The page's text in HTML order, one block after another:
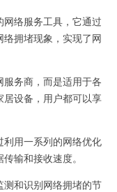
络服务工具，它通过
拥堵现象，实现了网
务商，而是适用于各
设备，用户都可以享
用一系列的网络优化
输和接收速度。
和识别网络拥堵的节